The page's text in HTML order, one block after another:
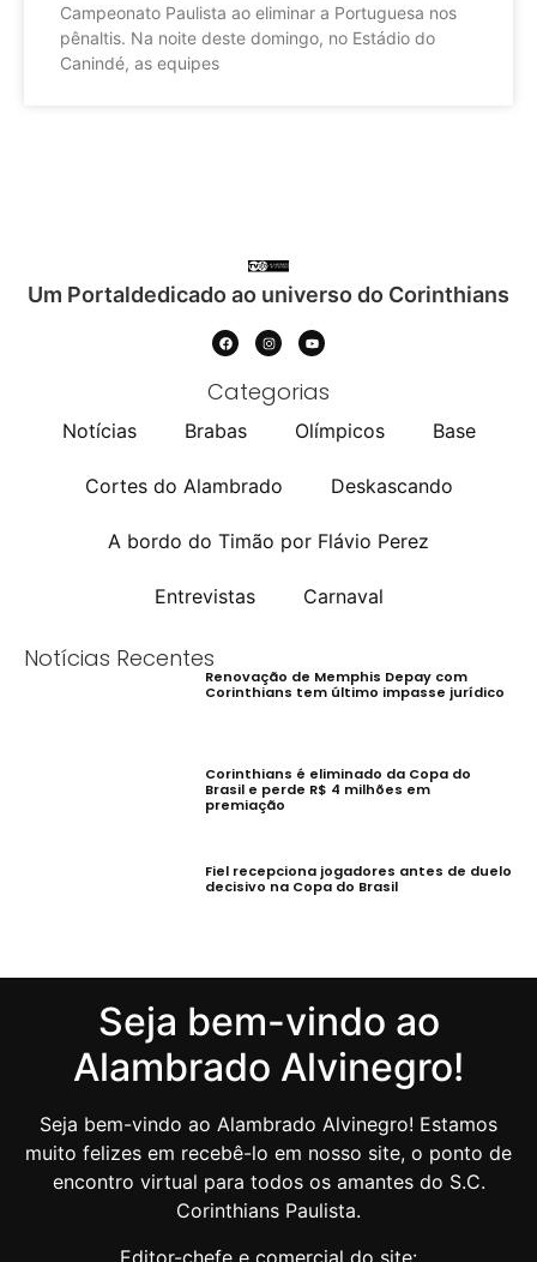
Campeonato Paulista ao eliminar a Portuguesa nos
pênaltis. Na noite deste domingo, no Estádio do
Canindé, as equipes
Um Portaldedicado ao universo do Corinthians
Categorias
Notícias Brabas Olímpicos Base
Cortes do Alambrado Deskascando
A bordo do Timão por Flávio Perez
Entrevistas Carnaval
Notícias Recentes
Renovação de Memphis Depay com
Corinthians tem último impasse jurídico
Corinthians é eliminado da Copa do
Brasil e perde R$ 4 milhões em
premiação
Fiel recepciona jogadores antes de duelo
decisivo na Copa do Brasil
Seja bem-vindo ao
Alambrado Alvinegro!
Seja bem-vindo ao Alambrado Alvinegro! Estamos
muito felizes em recebê-lo em nosso site, o ponto de
encontro virtual para todos os amantes do S.C.
Corinthians Paulista.
Editor-chefe e comercial do site: